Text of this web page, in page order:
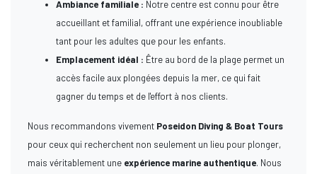
Ambiance familiale : Notre centre est connu pour être
accueillant et familial, offrant une expérience inoubliable
tant pour les adultes que pour les enfants.
Emplacement idéal : Être au bord de la plage permet un
accès facile aux plongées depuis la mer, ce qui fait
gagner du temps et de l'effort à nos clients.
Nous recommandons vivement Poseidon Diving & Boat Tours
pour ceux qui recherchent non seulement un lieu pour plonger,
mais véritablement une expérience marine authentique. Nous